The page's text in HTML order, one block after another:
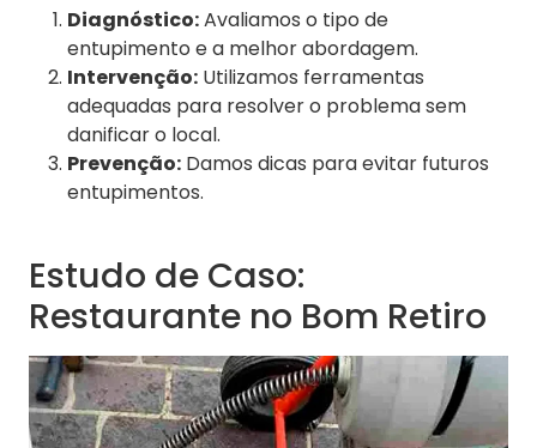
Diagnóstico:Avaliamos o tipo de
entupimento e a melhor abordagem.
Intervenção: Utilizamos ferramentas
adequadas para resolver o problema sem
danificar o local.
Prevenção: Damos dicas para evitar futuros
entupimentos.
Estudo de Caso:
Restaurante no Bom Retiro